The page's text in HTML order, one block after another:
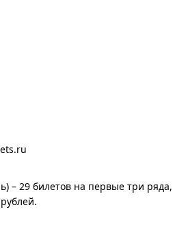
– 29 билетов на первые три ряда,